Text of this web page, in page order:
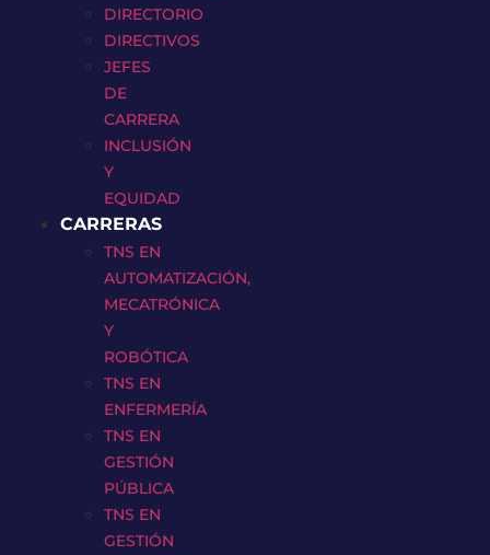
DIRECTORIO
DIRECTIVOS
JEFES
DE
CARRERA
INCLUSIÓN
Y
EQUIDAD
CARRERAS
TNS EN
AUTOMATIZACIÓN,
MECATRÓNICA
Y
ROBÓTICA
TNS EN
ENFERMERÍA
TNS EN
GESTIÓN
PÚBLICA
TNS EN
GESTIÓN